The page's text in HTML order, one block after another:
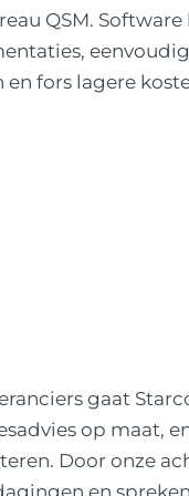
QSM.
fors lagere
gaat
op maat,
Door onze
en